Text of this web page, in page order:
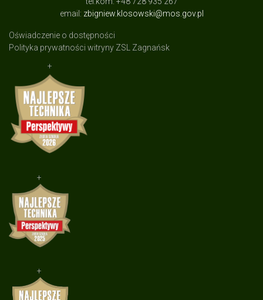
email: zbigniew.klosowski@mos.gov.pl
Oświadczenie o dostępności
Polityka prywatności witryny ZSL Zagnańsk
+
+
+